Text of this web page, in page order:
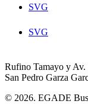
SVG
SVG
Rufino Tamayo y Av.
San Pedro Garza
© 2026. EGADE